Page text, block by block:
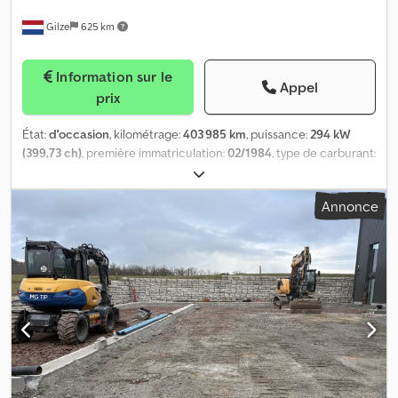
Gilze 625 km
prix
Appel
État:d'occasion, kilométrage:403 985 km, puissance:294 kW
(399,73 ch), première immatriculation:02/1984, type de carburant:
385/65R22.5
d'essieux:6x2, empattement:3 800 mm, carburant:diesel, couleur:
, nombre de vitesses:10,
, largeur totale:2 500 mm
construction:1984
, Camion néerlandais d'origine. T142H 6x2.
Moteur : DS 14 06 Boîte de vitesses à 10 rapports. Empattement :
380 cm (essieux 1-2). Cabine rallongée / longline. Le camion est en
bon état de marche. = Informations complémentaires =
Informations techniques Nombre de cylindres : 8 Configuration
des essieux Freins : freins à tambour Suspension : suspension à
lames Essieu avant : dimension pneus : 385/65R22.5 ; directionnel ;
profil pneu gauche : 70 % ; profil pneu droit : 70 % Essieu arrière 1
Annonce